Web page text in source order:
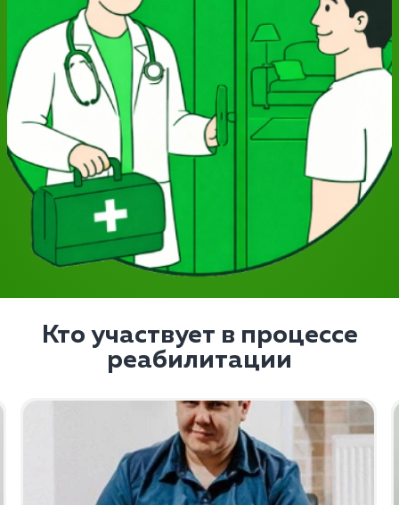
Кто участвует в процессе
реабилитации